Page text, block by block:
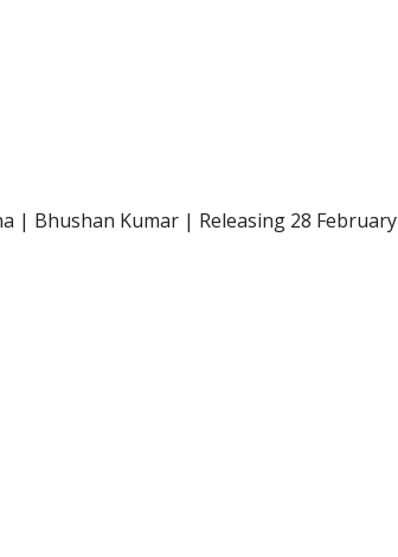
| Bhushan Kumar | Releasing 28 February